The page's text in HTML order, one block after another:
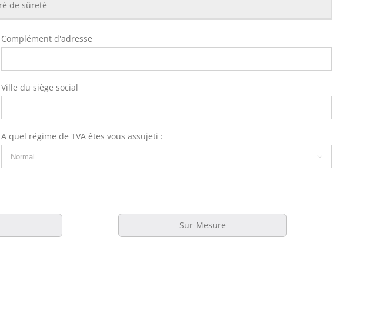
de sûreté
Complément d'adresse
Ville du siège social
A quel régime de TVA êtes vous assujeti :

Sur-Mesure